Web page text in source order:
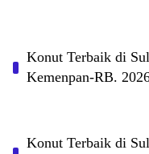
Konut Terbaik di
Kemenpan-RB.
Konut Terbaik di